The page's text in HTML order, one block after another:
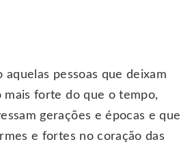
aquelas pessoas que deixam
mais forte do que o tempo,
gerações e épocas e que
e fortes no coração das